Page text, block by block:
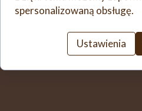
smaku.
spersonalizowaną obsługę.
Ustawienia